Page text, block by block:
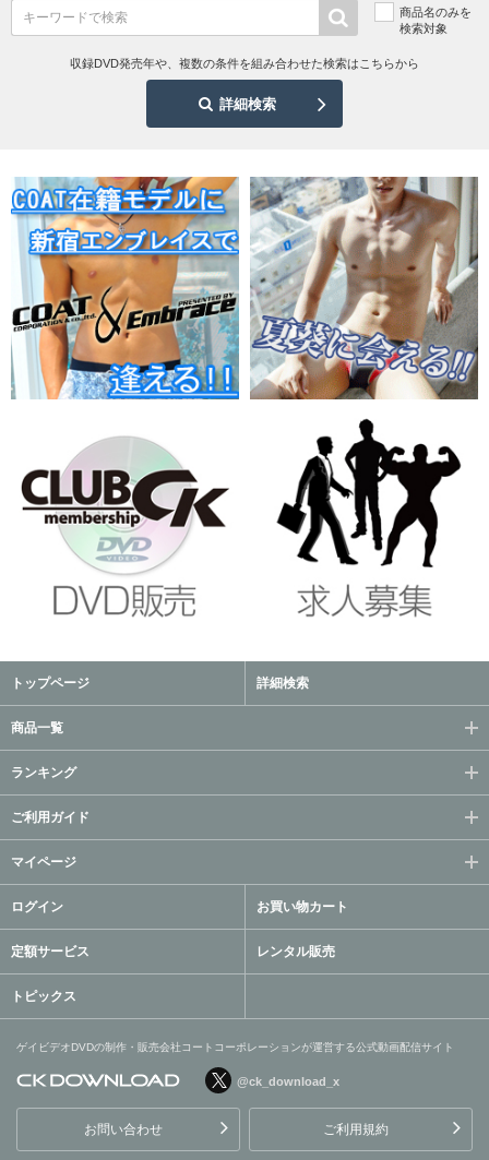
商品名のみを
検索対象
収録DVD発売年や、複数の条件を組み合わせた検索はこちらから
詳細検索
トップページ 詳細検索
商品一覧
ランキング
ご利用ガイド
マイページ
ログイン お買い物カート
定額サービス レンタル販売
トピックス
ゲイビデオDVDの制作・販売会社コートコーポレーションが運営する公式動画配信サイト
ョンが運営する公式動画配
信サイト
@ck_download_x
お問い合わせ ご利用規約